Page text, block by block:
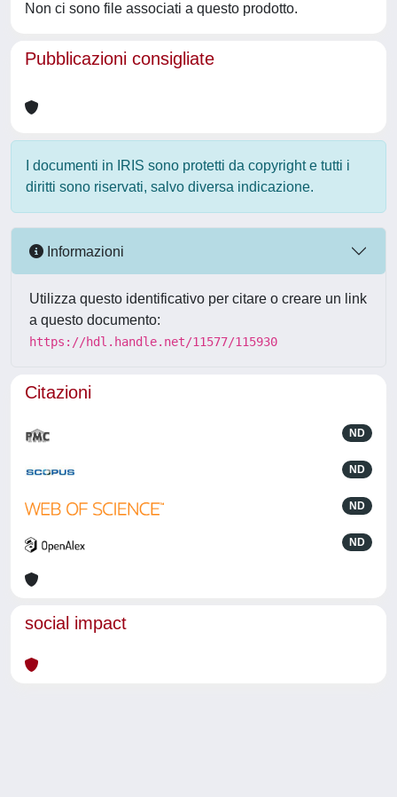
Non ci sono file associati a questo prodotto.
Pubblicazioni consigliate
I documenti in IRIS sono protetti da copyright e tutti i
diritti sono riservati, salvo diversa indicazione.
Informazioni
Utilizza questo identificativo per citare o creare un link
a questo documento:
https://hdl.handle.net/11577/115930
Citazioni
ND
ND
ND
ND
social impact